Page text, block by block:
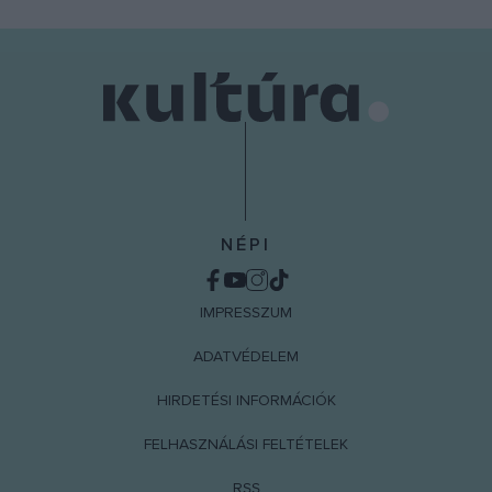
NÉPI
IMPRESSZUM
ADATVÉDELEM
HIRDETÉSI INFORMÁCIÓK
FELHASZNÁLÁSI FELTÉTELEK
RSS